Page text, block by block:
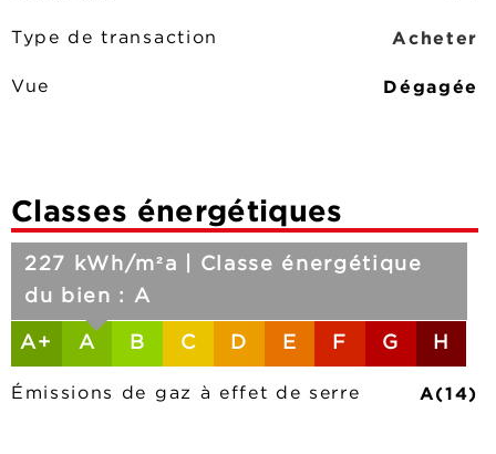
Type de transaction Acheter
Vue Dégagée
Classes énergétiques
A+
227 kWh/m²a | Classe énergétique
du bien : A
A B C D E F G H
Émissions de gaz à effet de serre A(14)